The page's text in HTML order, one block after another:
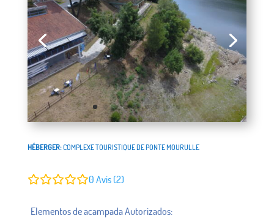
HÉBERGER:COMPLEXE TOURISTIQUE DE PONTE MOURULLE
0 Avis (2)